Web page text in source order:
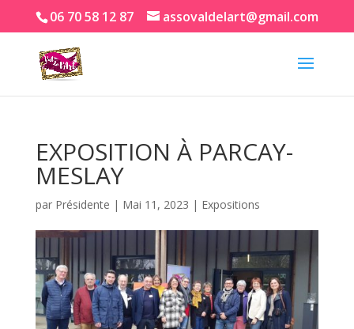
06 70 58 12 87 assovaldelart@gmail.com
EXPOSITION À PARCAY-
MESLAY
par Présidente | Mai 11, 2023 | Expositions